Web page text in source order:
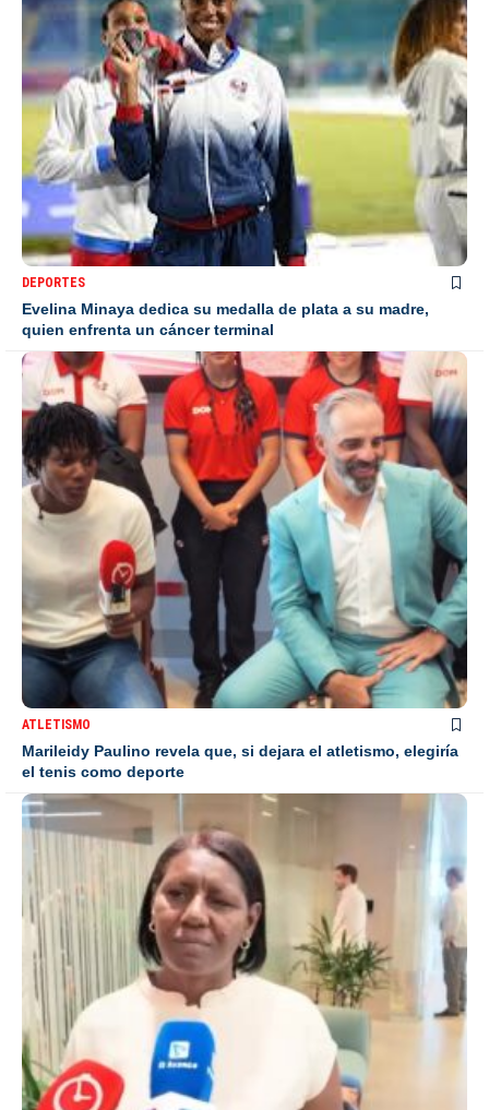
DEPORTES
Evelina Minaya dedica su medalla de plata a su madre,
quien enfrenta un cáncer terminal
ATLETISMO
Marileidy Paulino revela que, si dejara el atletismo, elegiría
el tenis como deporte